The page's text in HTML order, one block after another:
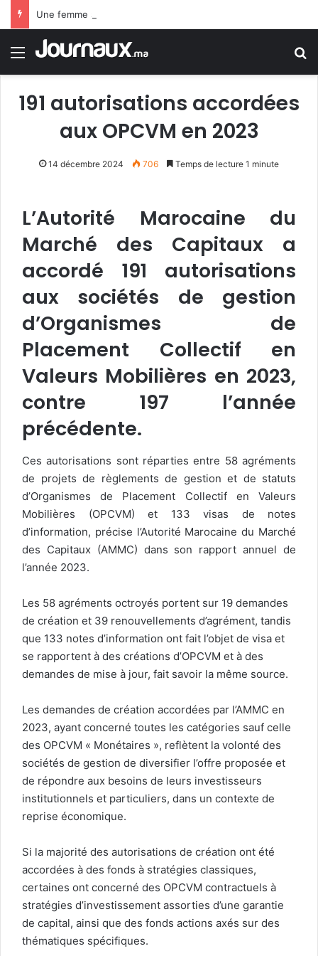
Menu
191 autorisations accordées
aux OPCVM en 2023
14 décembre 2024 706 Temps de lecture 1 minute
L’Autorité Marocaine du
Marché des Capitaux a
accordé 191 autorisations
aux sociétés de gestion
d’Organismes de
Placement Collectif en
Valeurs Mobilières en 2023,
contre 197 l’année
précédente.
Ces autorisations sont réparties entre 58 agréments
de projets de règlements de gestion et de statuts
d’Organismes de Placement Collectif en Valeurs
Mobilières (OPCVM) et 133 visas de notes
d’information, précise l’Autorité Marocaine du Marché
des Capitaux (AMMC) dans son rapport annuel de
l’année 2023.
Les 58 agréments octroyés portent sur 19 demandes
de création et 39 renouvellements d’agrément, tandis
que 133 notes d’information ont fait l’objet de visa et
se rapportent à des créations d’OPCVM et à des
demandes de mise à jour, fait savoir la même source.
Les demandes de création accordées par l’AMMC en
2023, ayant concerné toutes les catégories sauf celle
des OPCVM « Monétaires », reflètent la volonté des
sociétés de gestion de diversifier l’offre proposée et
de répondre aux besoins de leurs investisseurs
institutionnels et particuliers, dans un contexte de
reprise économique.
Si la majorité des autorisations de création ont été
accordées à des fonds à stratégies classiques,
certaines ont concerné des OPCVM contractuels à
stratégies d’investissement assorties d’une garantie
de capital, ainsi que des fonds actions axés sur des
thématiques spécifiques.